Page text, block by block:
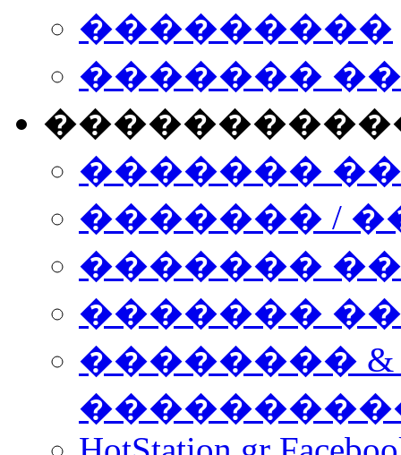
���������
�������
�������
������� /
�������
������� ���
��������